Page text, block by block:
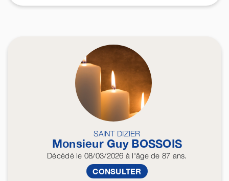
SAINT DIZIER
Monsieur Guy BOSSOIS
Décédéle 08/03/2026 à l'âge de 87 ans.
CONSULTER